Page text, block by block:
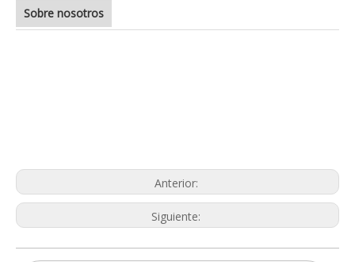
Sobre nosotros
Anterior:
Siguiente: